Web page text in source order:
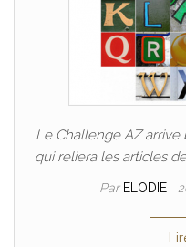
Le Challenge AZ
qui reliera les articles
Par ELODIE